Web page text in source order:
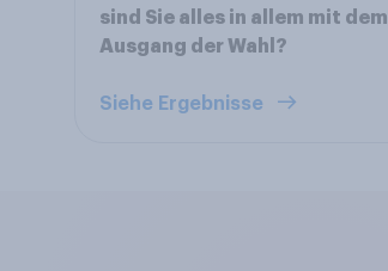
sind Sie alles in allem mit dem
Ausgang der Wahl?
Siehe Ergebnisse